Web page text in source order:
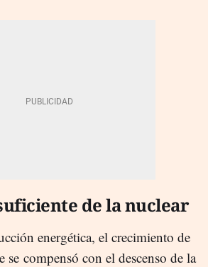
de la nuclear
energética, el crecimiento de
se compensó con el descenso de la